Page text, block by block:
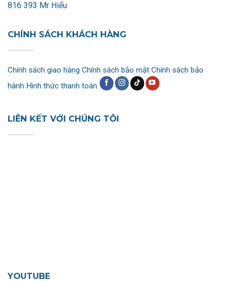
816 393 Mr Hiếu
CHÍNH SÁCH KHÁCH HÀNG
Chính sách giao hàng Chính sách bảo mật Chính sách bảo
hành Hình thức thanh toán
LIÊN KẾT VỚI CHÚNG TÔI
YOUTUBE